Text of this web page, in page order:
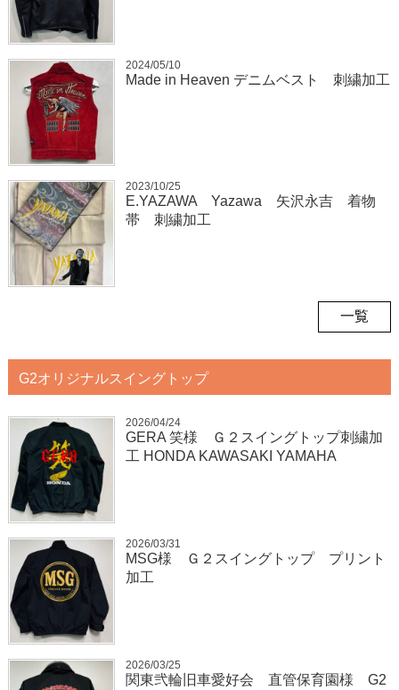
2024/05/10
Made in Heaven デニムベスト 刺繍加工
2023/10/25
E.YAZAWA Yazawa 矢沢永吉 着物
帯 刺繍加工
一覧
G2オリジナルスイングトップ
2026/04/24
GERA 笑様 Ｇ２スイングトップ刺繍加
工 HONDA KAWASAKI YAMAHA
2026/03/31
MSG様 Ｇ２スイングトップ プリント
加工
2026/03/25
関東弐輪旧車愛好会 直管保育園様 G2